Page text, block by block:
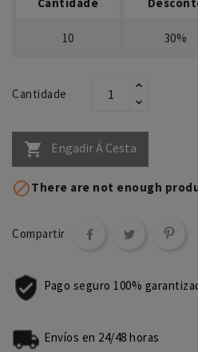
10 30%
Cantidade
 Engadir Á Cesta
There are not enough
Compartir
Pago seguro 100%
Envíos en 24/48 horas